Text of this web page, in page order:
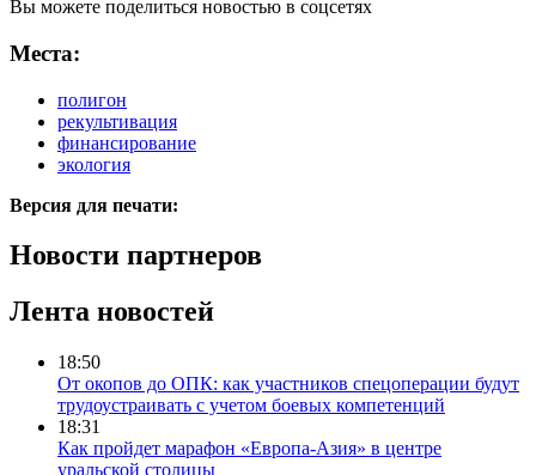
Вы можете поделиться новостью в соцсетях
Места:
полигон
рекультивация
финансирование
экология
Версия для печати:
Новости партнеров
Лента новостей
18:50
От окопов до ОПК: как участников спецоперации будут
трудоустраивать с учетом боевых компетенций
18:31
Как пройдет марафон «Европа-Азия» в центре
уральской столицы